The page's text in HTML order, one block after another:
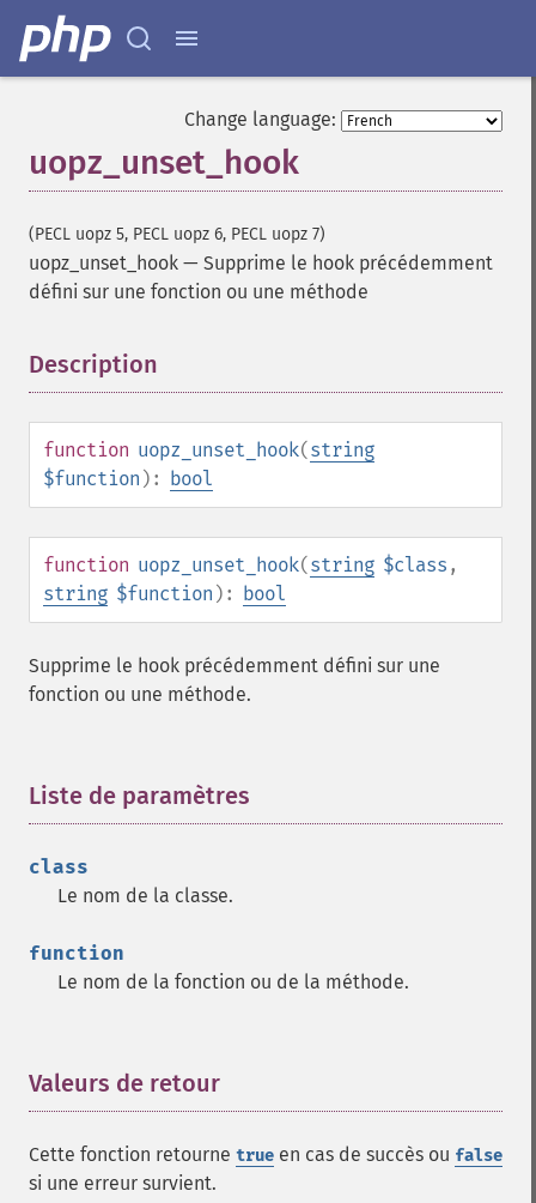
Change language:
uopz_unset_hook
(PECL uopz 5, PECL uopz 6, PECL uopz 7)
uopz_unset_hook — Supprime le hook précédemment
défini sur une fonction ou une méthode
Description
function uopz_unset_hook(string
$function ): bool
function uopz_unset_hook(string $class ,
string $function ): bool
Supprime le hook précédemment défini sur une
fonction ou une méthode.
Liste de paramètres
class
Le nom de la classe.
function
Le nom de la fonction ou de la méthode.
Valeurs de retour
Cette fonction retourne true en cas de succès ou false
si une erreur survient.